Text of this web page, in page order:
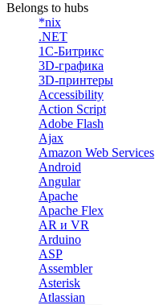
Belongs to hubs
*nix
.NET
1С-Битрикс
3D-графика
3D-принтеры
Accessibility
Action Script
Adobe Flash
Ajax
Amazon Web Services
Android
Angular
Apache
Apache Flex
AR и VR
Arduino
ASP
Assembler
Asterisk
Atlassian